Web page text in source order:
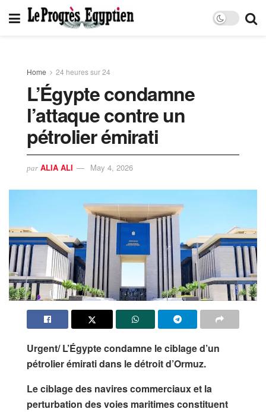
Home 24 heures sur 24
L’Égypte condamne
l’attaque contre un
pétrolier émirati
par ALIA ALI May 4, 2026
Urgent/ L’Égypte condamne le ciblage d’un
pétrolier émirati dans le détroit d’Ormuz.
Le ciblage des navires commerciaux et la
perturbation des voies maritimes constituent